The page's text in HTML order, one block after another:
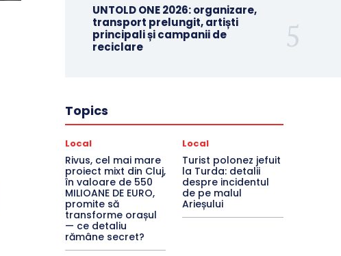
UNTOLD ONE 2026: organizare,
transport prelungit, artiști
principali și campanii de
reciclare
Topics
Local
Rivus, cel mai mare
proiect mixt din Cluj,
în valoare de 550
MILIOANE DE EURO,
promite să
transforme orașul
— ce detaliu
rămâne secret?
Local
Turist polonez jefuit
la Turda: detalii
despre incidentul
de pe malul
Arieșului